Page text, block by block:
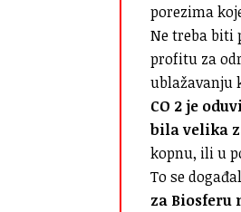
porezima
Ne treba biti
profitu za
ublažavanju
CO 2 je
bila velika
kopnu, ili u
To se
za Biosferu